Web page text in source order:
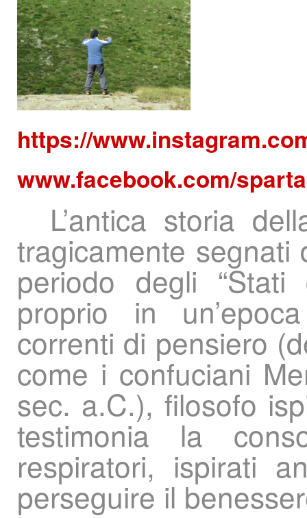
https://
www.facebook.com/
L’antica storia
tragicamente
periodo degli
proprio in
correnti di pensiero
come i confuciani
sec. a.C.), filosofo
testimonia la
respiratori, ispirati
perseguire il